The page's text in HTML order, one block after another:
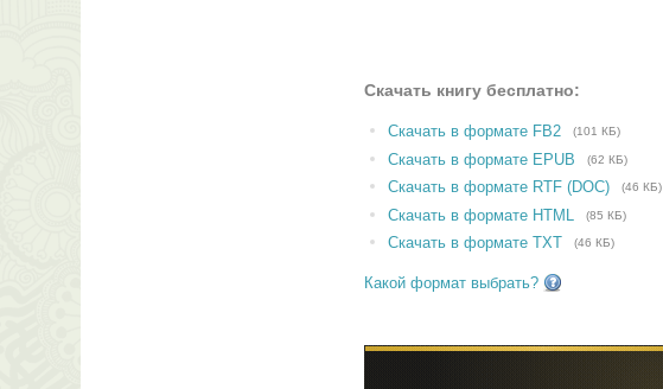
Скачать книгу бесплатно:
Скачать в формате FB2 (101 КБ)
Скачать в формате EPUB (62 КБ)
Скачать в формате RTF (DOC) (46 КБ)
Скачать в формате HTML (85 КБ)
Скачать в формате TXT (46 КБ)
Какой формат выбрать?